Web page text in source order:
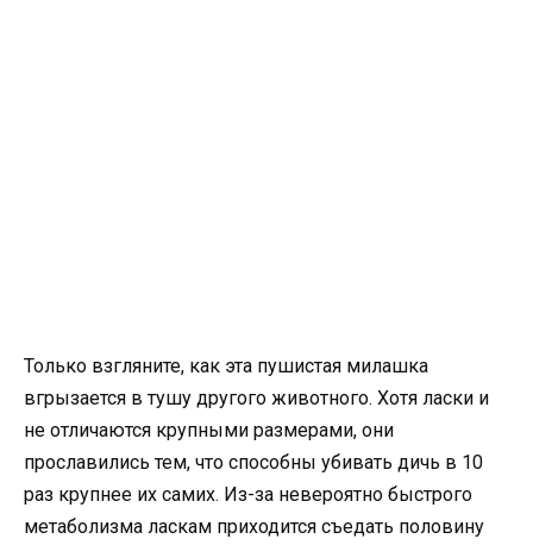
Только взгляните, как эта пушистая милашка
вгрызается в тушу другого животного. Хотя ласки и
не отличаются крупными размерами, они
прославились тем, что способны убивать дичь в 10
раз крупнее их самих. Из-за невероятно быстрого
метаболизма ласкам приходится съедать половину